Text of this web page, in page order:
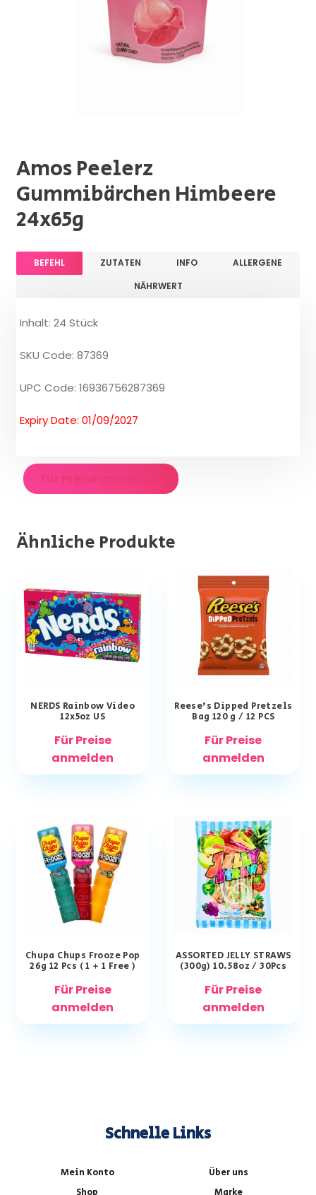
Amos Peelerz
Gummibärchen Himbeere
24x65g
BEFEHL ZUTATEN INFO
ALLERGENE
NÄHRWERT
Inhalt: 24 Stück
SKU Code: 87369
UPC Code: 16936756287369
Expiry Date: 01/09/2027
Für Preise anmelden
Ähnliche Produkte
NERDS Rainbow Video
12x5oz US
Für Preise
anmelden
Reese’s Dipped Pretzels
Bag 120 g / 12 PCS
Für Preise
anmelden
Chupa Chups Frooze Pop
26g 12 Pcs ( 1 + 1 Free )
Für Preise
anmelden
ASSORTED JELLY STRAWS
(300g) 10.58oz / 30Pcs
Für Preise
anmelden
Schnelle Links
Mein Konto
Über uns